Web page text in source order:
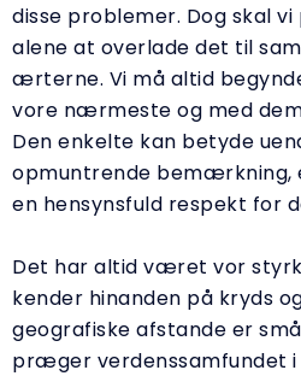
disse problemer. Dog skal
alene at overlade det til
ærterne. Vi må altid
vore nærmeste og med
Den enkelte kan betyde
opmuntrende bemærkning,
en hensynsfuld respekt for
Det har altid været vor
kender hinanden på kryds
geografiske afstande er
præger verdenssamfundet i